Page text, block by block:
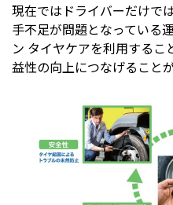
現在ではドライバーだけで
手不足が問題となっている
ン タイヤケアを利用する
益性の向上につなげること